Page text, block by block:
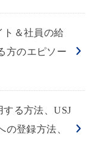
ト＆社員の給
方のエピソー
する方法、USJ
登録方法、